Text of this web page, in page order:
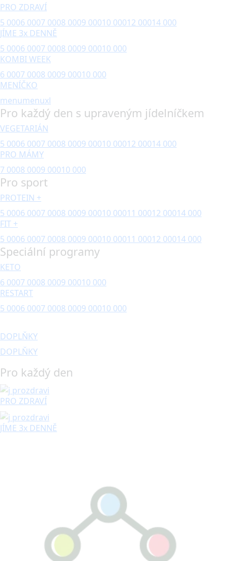
PRO ZDRAVÍ
5 0006 0007 0008 0009 00010 00012 00014 000
JÍME 3x DENNĚ
5 0006 0007 0008 0009 00010 000
KOMBI WEEK
6 0007 0008 0009 00010 000
MENÍČKO
menumenuxl
Pro každý den s upraveným jídelníčkem
VEGETARIÁN
5 0006 0007 0008 0009 00010 00012 00014 000
PRO MÁMY
7 0008 0009 00010 000
Pro sport
PROTEIN +
5 0006 0007 0008 0009 00010 00011 00012 00014 000
FIT +
5 0006 0007 0008 0009 00010 00011 00012 00014 000
Speciální programy
KETO
6 0007 0008 0009 00010 000
RESTART
5 0006 0007 0008 0009 00010 000
DOPLŇKY
DOPLŇKY
Pro každý den
PRO ZDRAVÍ
JÍME 3x DENNĚ